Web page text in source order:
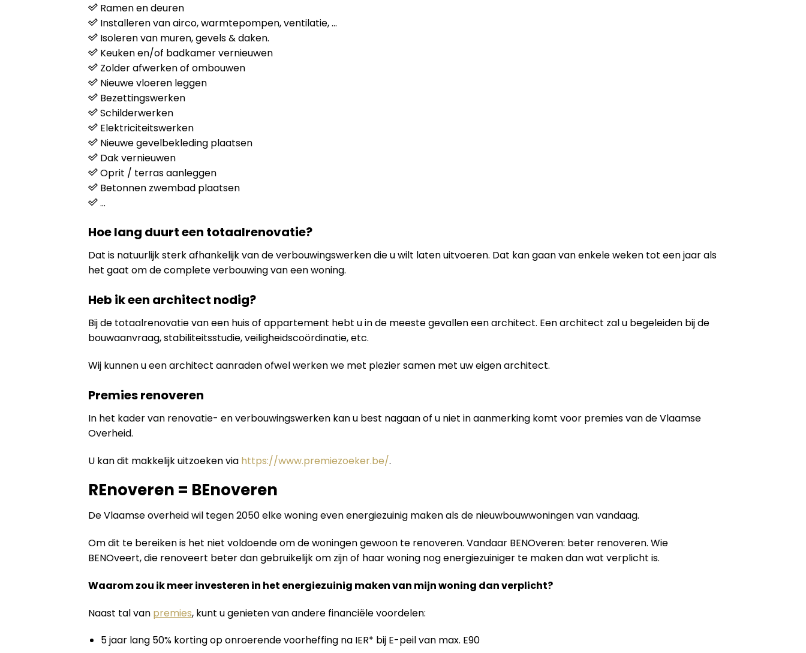
Ramen en deuren
Installeren van airco, warmtepompen, ventilatie, …
Isoleren van muren, gevels & daken.
Keuken en/of badkamer vernieuwen
Zolder afwerken of ombouwen
Nieuwe vloeren leggen
Bezettingswerken
Schilderwerken
Elektriciteitswerken
Nieuwe gevelbekleding plaatsen
Dak vernieuwen
Oprit / terras aanleggen
Betonnen zwembad plaatsen
…
Hoe lang duurt een totaalrenovatie?
Dat is natuurlijk sterk afhankelijk van de verbouwingswerken die u wilt laten uitvoeren. Dat kan gaan van enkele weken tot een jaar als
het gaat om de complete verbouwing van een woning.
Heb ik een architect nodig?
Bij de totaalrenovatie van een huis of appartement hebt u in de meeste gevallen een architect. Een architect zal u begeleiden bij de
bouwaanvraag, stabiliteitsstudie, veiligheidscoördinatie, etc.
Wij kunnen u een architect aanraden ofwel werken we met plezier samen met uw eigen architect.
Premies renoveren
In het kader van renovatie- en verbouwingswerken kan u best nagaan of u niet in aanmerking komt voor premies van de Vlaamse
Overheid.
U kan dit makkelijk uitzoeken via https://www.premiezoeker.be/.
REnoveren = BEnoveren
De Vlaamse overheid wil tegen 2050 elke woning even energiezuinig maken als de nieuwbouwwoningen van vandaag.
Om dit te bereiken is het niet voldoende om de woningen gewoon te renoveren. Vandaar BENOveren: beter renoveren. Wie
BENOveert, die renoveert beter dan gebruikelijk om zijn of haar woning nog energiezuiniger te maken dan wat verplicht is.
Waarom zou ik meer investeren in het energiezuinig maken van mijn woning dan verplicht?
Naast tal van premies, kunt u genieten van andere financiële voordelen:
5 jaar lang 50% korting op onroerende voorheffing na IER* bij E-peil van max. E90